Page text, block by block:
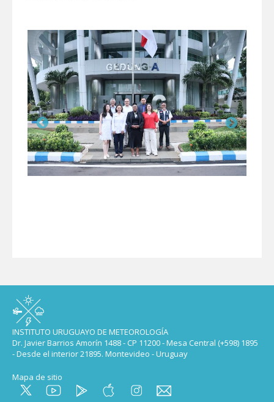
INSTITUTO URUGUAYO DE METEOROLOGÍA
Dr. Javier Barrios Amorín 1488 - CP 11200 - Mesa Central (+598) 1895
- Desde el interior 21895. Montevideo - Uruguay
Mapa de sitio